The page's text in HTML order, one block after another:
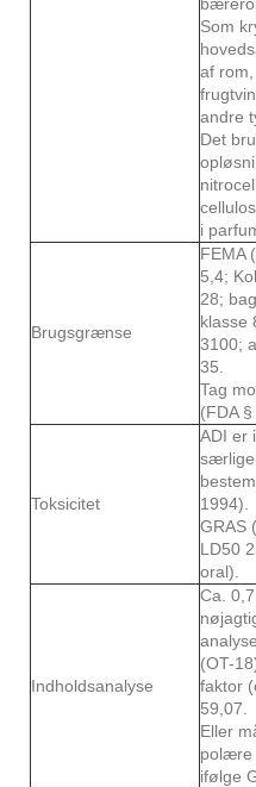
Som
af
andre
Det
i
Brugsgrænse
FEMA
5,4;
28;
klasse
3100;
35.
Tag
(FDA
Toksicitet
ADI er
1994).
GRAS
LD50
oral).
Indholdsanalyse
Ca.
(OT-
faktor
59,07.
Eller
polære
ifølge